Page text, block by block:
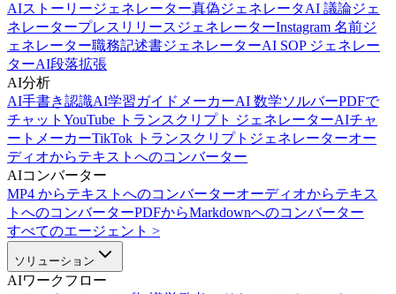
AIストーリージェネレーター真偽ジェネレータAI 議論ジェ
ネレータープレスリリースジェネレーターInstagram 名前ジ
ェネレーター職務記述書ジェネレーターAI SOP ジェネレー
ターAI段落拡張
AI分析
AI手書き認識AI学習ガイドメーカーAI 数学ソルバーPDFで
チャット YouTube トランスクリプト ジェネレーターAIチャ
ートメーカーTikTok トランスクリプトジェネレーターオー
ディオからテキストへのコンバーター
AIコンバーター
MP4 からテキストへのコンバーターオーディオからテキス
トへのコンバーターPDFからMarkdownへのコンバーター
すべてのエージェント >
ソリューション
AIワークフロー